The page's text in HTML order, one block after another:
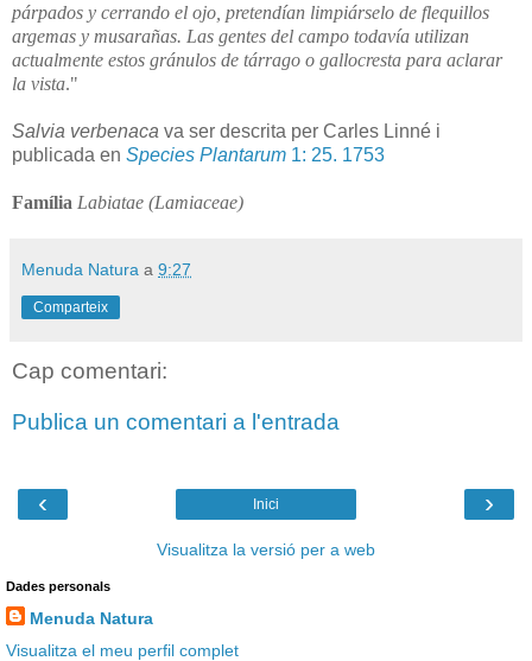
párpados y cerrando el ojo, pretendían limpiárselo de flequillos
argemas y musarañas. Las gentes del campo todavía utilizan
actualmente estos gránulos de tárrago o gallocresta para aclarar
la vista."
Salvia verbenaca va ser descrita per Carles Linné i
publicada en Species Plantarum 1: 25. 1753
Família Labiatae (Lamiaceae)
Menuda Natura a 9:27
Comparteix
Cap comentari:
Publica un comentari a l'entrada
‹ ›
Inici
Visualitza la versió per a web
Dades personals
Menuda Natura
Visualitza el meu perfil complet